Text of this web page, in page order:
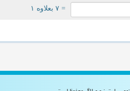
= ۷ بعلاوه ۱